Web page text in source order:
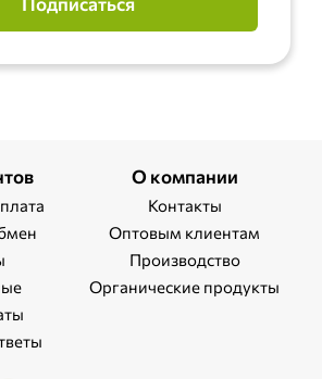
О компании
Контакты
Оптовым клиентам
Производство
Органические продукты